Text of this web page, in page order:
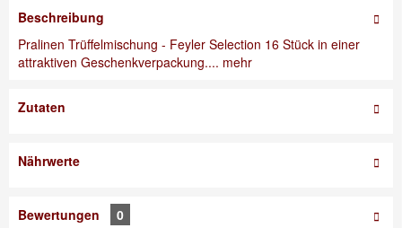
Beschreibung
Pralinen Trüffelmischung - Feyler Selection 16 Stück in einer
attraktiven Geschenkverpackung.... mehr
Zutaten
Nährwerte
Bewertungen
0